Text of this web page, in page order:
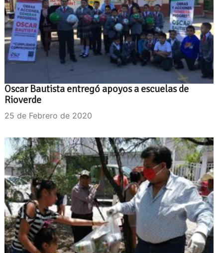
Oscar Bautista entregó apoyos a escuelas de
Rioverde
25 de Febrero de 2020